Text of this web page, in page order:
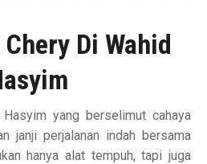
Di Wahid
yang berselimut cahaya
janji perjalanan indah bersama
hanya alat tempuh, tapi juga